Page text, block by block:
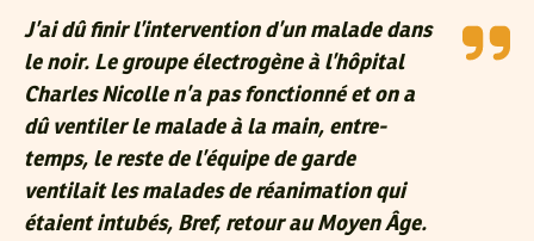
J’ai dû finir l’intervention d’un malade dans
le noir. Le groupe électrogène à l’hôpital
Charles Nicolle n’a pas fonctionné et on a
dû ventiler le malade à la main, entre-
temps, le reste de l’équipe de garde
ventilait les malades de réanimation qui
étaient intubés, Bref, retour au Moyen Âge.